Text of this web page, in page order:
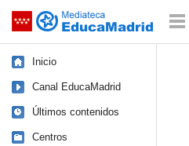
Saltar navegación
Inicio
Canal EducaMadrid
Últimos contenidos
Centros